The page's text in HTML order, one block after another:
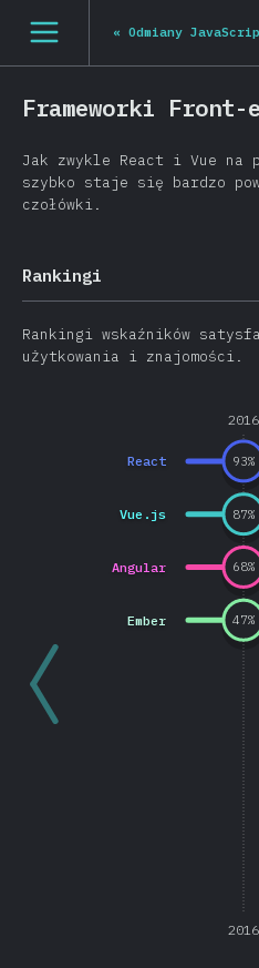
[pl-PL] general.open_nav
« Odmiany
Frameworki Front-
Jak zwykle React i Vue na
szybko staje się bardzo
czołówki.
Rankingi
Rankingi wskaźników
użytkowania i znajomości.
2016
2016
React
Vue.js
Angular
Ember
93%
87%
68%
47%